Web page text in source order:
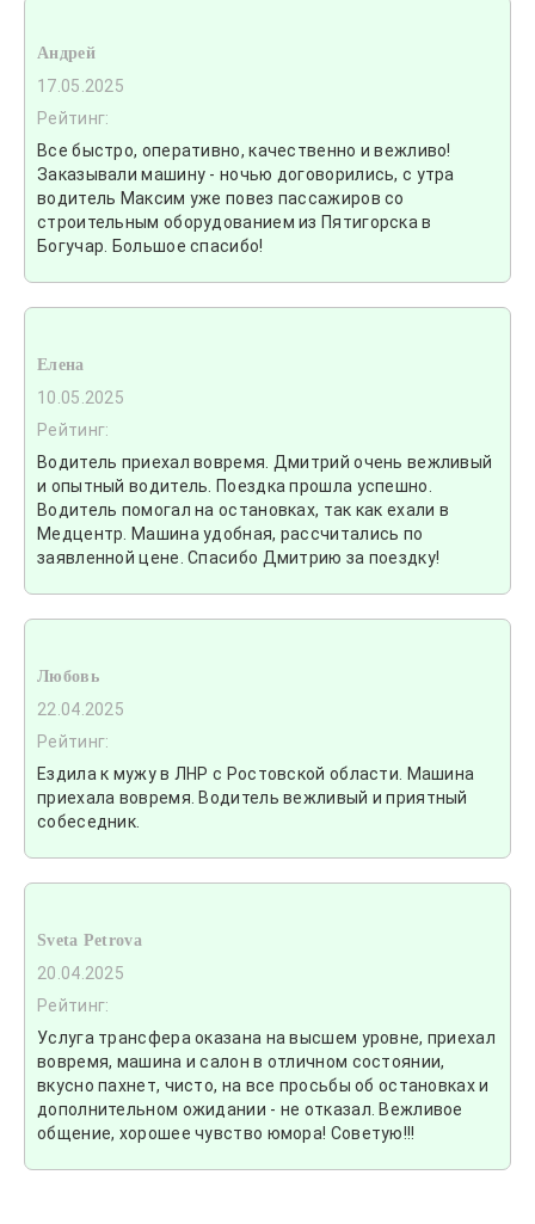
Андрей
17.05.2025
Рейтинг:
Все быстро, оперативно, качественно и вежливо!
Заказывали машину - ночью договорились, с утра
водитель Максим уже повез пассажиров со
строительным оборудованием из Пятигорска в
Богучар. Большое спасибо!
Елена
10.05.2025
Рейтинг:
Водитель приехал вовремя. Дмитрий очень вежливый
и опытный водитель. Поездка прошла успешно.
Водитель помогал на остановках, так как ехали в
Медцентр. Машина удобная, рассчитались по
заявленной цене. Спасибо Дмитрию за поездку!
Любовь
22.04.2025
Рейтинг:
Ездила к мужу в ЛНР с Ростовской области. Машина
приехала вовремя. Водитель вежливый и приятный
собеседник.
Sveta Petrova
20.04.2025
Рейтинг:
Услуга трансфера оказана на высшем уровне, приехал
вовремя, машина и салон в отличном состоянии,
вкусно пахнет, чисто, на все просьбы об остановках и
дополнительном ожидании - не отказал. Вежливое
общение, хорошее чувство юмора! Советую!!!